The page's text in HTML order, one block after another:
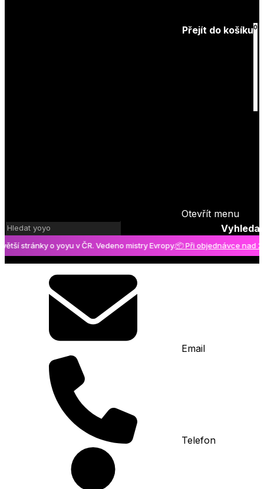
Přejít do košíku0
Otevřít menu
Vyhledat
stránky o yoyu v ČR. Vedeno mistry Evropy.📦 Při objednávce nad 2000
Email
Telefon